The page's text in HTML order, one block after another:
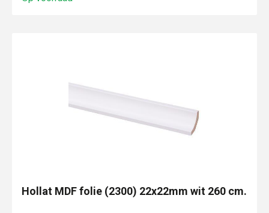
Hollat MDF folie (2300) 22x22mm wit 260 cm.